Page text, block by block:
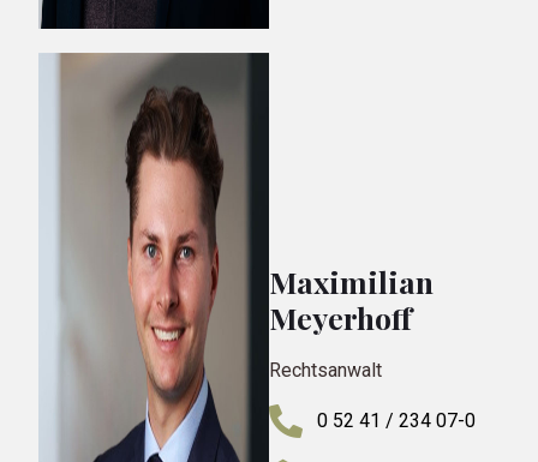
Maximilian
Meyerhoff
Rechtsanwalt
0 52 41 / 234 07-0